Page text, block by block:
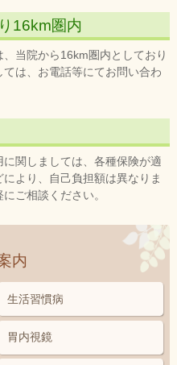
16km圏内
当院から16km圏内としており
は、お電話等にてお問い合わ
関しましては、各種保険が適
より、自己負担額は異なりま
ご相談ください。
内
生活習慣病
胃内視鏡